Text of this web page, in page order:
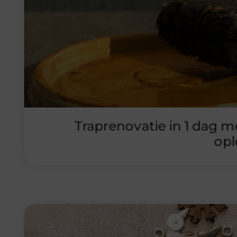
Traprenovatie in 1 dag